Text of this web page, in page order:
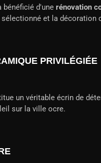
bénéficié d'une rénovation
et la décoration
PRIVILÉGIÉE
un véritable écrin de
sur la ville ocre.